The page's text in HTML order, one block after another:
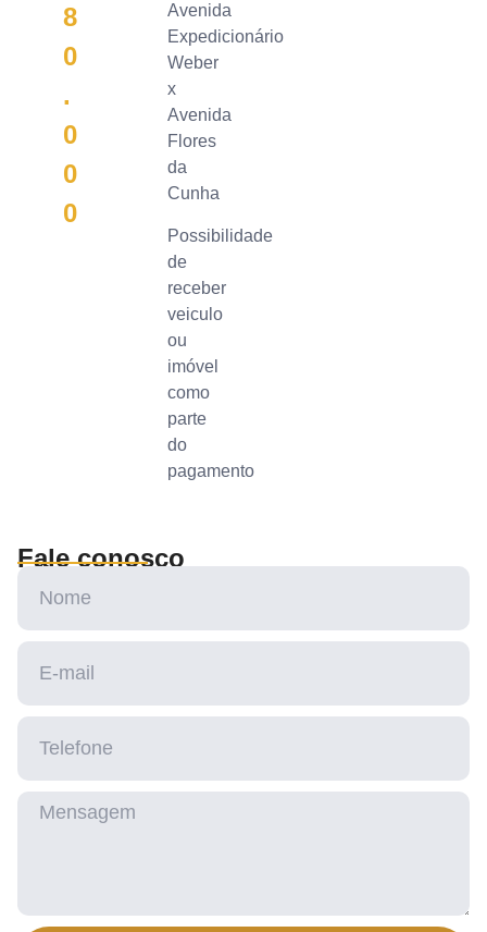
8
0
.
0
0
0
Avenida
Expedicionário
Weber
x
Avenida
Flores
da
Cunha
Possibilidade
de
receber
veiculo
ou
imóvel
como
parte
do
pagamento
Fale conosco